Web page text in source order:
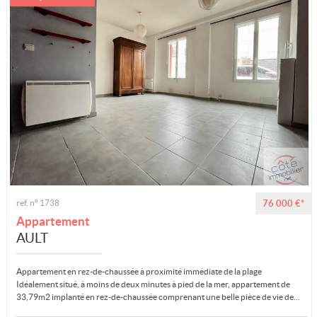
76 000 €*
ref. n° 1738
Appartement
AULT
Appartement en rez-de-chaussée à proximité immédiate de la plage
Idéalement situé, à moins de deux minutes à pied de la mer, appartement de
33,79m2 implanté en rez-de-chaussée comprenant une belle pièce de vie de...